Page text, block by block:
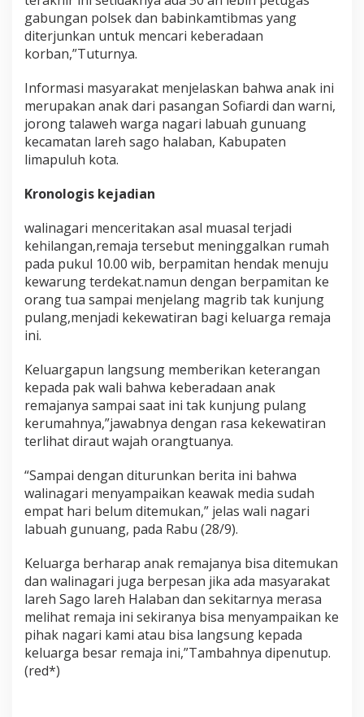
e
S
o
H
a
l
a
d
i
G
e
m
p
a
a
n
b
e
r
i
K
e
h
i
n
g
a
n
w
a
r
gabungan polsek dan babinkamtibmas yang
diterjunkan untuk mencari keberadaan
korban,”Tuturnya.
Informasi masyarakat menjelaskan bahwa anak ini
merupakan anak dari pasangan Sofiardi dan warni,
jorong talaweh warga nagari labuah gunuang
kecamatan lareh sago halaban, Kabupaten
limapuluh kota.
Kronologis kejadian
walinagari menceritakan asal muasal terjadi
kehilangan,remaja tersebut meninggalkan rumah
pada pukul 10.00 wib, berpamitan hendak menuju
kewarung terdekat.namun dengan berpamitan ke
orang tua sampai menjelang magrib tak kunjung
pulang,menjadi kekewatiran bagi keluarga remaja
ini.
Keluargapun langsung memberikan keterangan
kepada pak wali bahwa keberadaan anak
remajanya sampai saat ini tak kunjung pulang
kerumahnya,”jawabnya dengan rasa kekewatiran
terlihat diraut wajah orangtuanya.
“Sampai dengan diturunkan berita ini bahwa
walinagari menyampaikan keawak media sudah
empat hari belum ditemukan,” jelas wali nagari
labuah gunuang, pada Rabu (28/9).
Keluarga berharap anak remajanya bisa ditemukan
dan walinagari juga berpesan jika ada masyarakat
lareh Sago lareh Halaban dan sekitarnya merasa
melihat remaja ini sekiranya bisa menyampaikan ke
pihak nagari kami atau bisa langsung kepada
keluarga besar remaja ini,”Tambahnya dipenutup.
(red*)